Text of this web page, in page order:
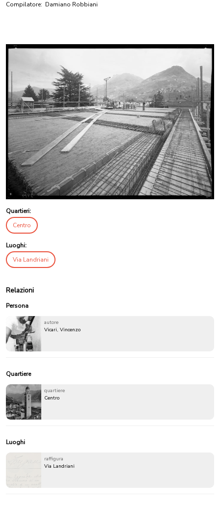
Compilatore: Damiano Robbiani
Quartieri:
Centro
Luoghi:
Via Landriani
Relazioni
Persona
autore
Vicari, Vincenzo
Quartiere
quartiere
Centro
Luoghi
raffigura
Via Landriani